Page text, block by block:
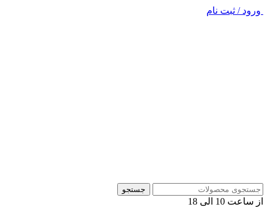
ورود / ثبت نام
جستجو
از ساعت 10 الی 18